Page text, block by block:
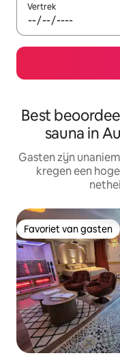
Vertrek
Best
sauna in
Gasten zijn
kregen een
Favoriet van gasten
Favoriet van gasten